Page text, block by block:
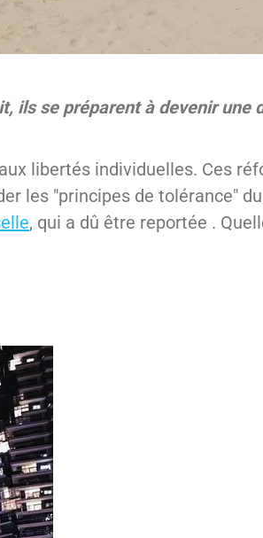
ils se préparent à devenir
libertés individuelles. Ces
les "principes de tolérance"
, qui a dû être reportée .